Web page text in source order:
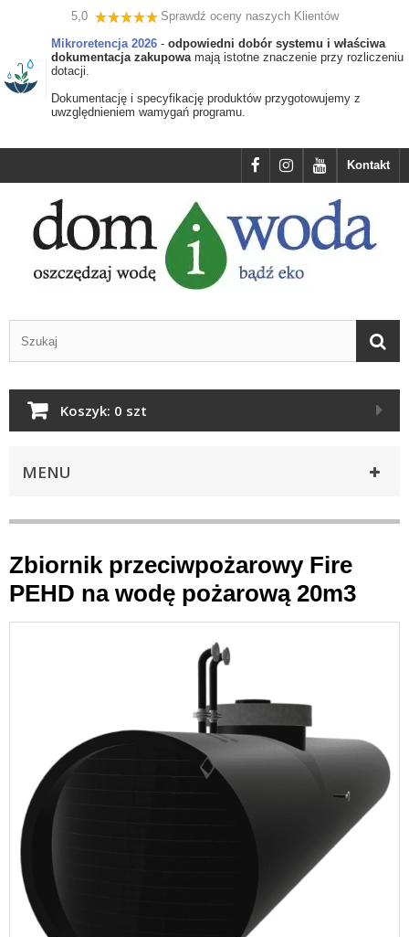
5,0
Sprawdź oceny naszych Klientów
Mikroretencja 2026 - odpowiedni dobór systemu i właściwa
dokumentacja zakupowamają istotne znaczenie przy rozliczeniu
dotacji.
Dokumentację i specyfikację produktów przygotowujemy z
uwzględnieniem wamygań programu.
Kontakt
Koszyk: 0 szt
MENU
Zbiornik przeciwpożarowy Fire
PEHD na wodę pożarową 20m3